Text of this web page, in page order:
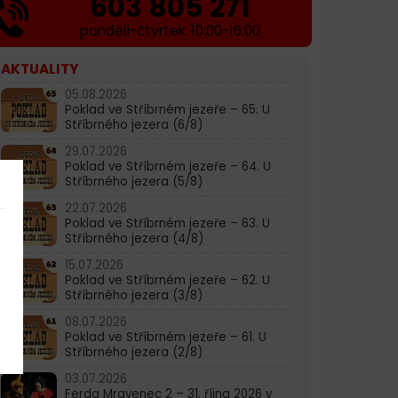
603 805 271
pondělí-čtvrtek: 10:00-16:00
AKTUALITY
05.08.2026
Poklad ve Stříbrném jezeře – 65. U
Stříbrného jezera (6/8)
29.07.2026
Poklad ve Stříbrném jezeře – 64. U
Stříbrného jezera (5/8)
22.07.2026
Poklad ve Stříbrném jezeře – 63. U
Stříbrného jezera (4/8)
15.07.2026
Poklad ve Stříbrném jezeře – 62. U
Stříbrného jezera (3/8)
08.07.2026
Poklad ve Stříbrném jezeře – 61. U
Stříbrného jezera (2/8)
03.07.2026
Ferda Mravenec 2 – 31. října 2026 v